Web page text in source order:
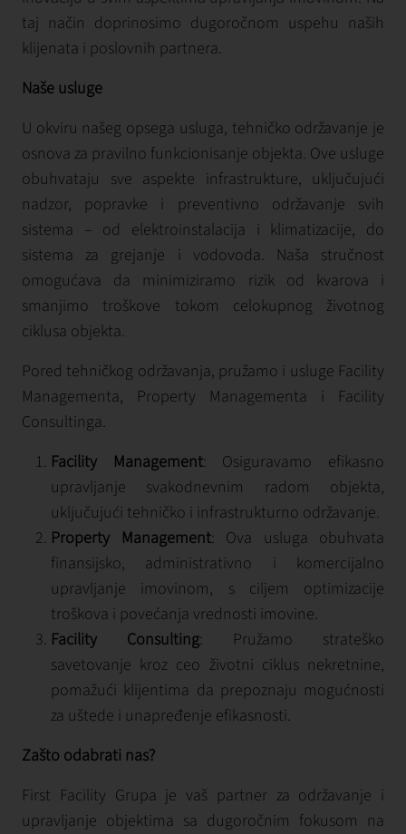
taj način doprinosimo dugoročnom uspehu naših
klijenata i poslovnih partnera.
Naše usluge
U okviru našeg opsega usluga, tehničko održavanje je
osnova za pravilno funkcionisanje objekta. Ove usluge
obuhvataju sve aspekte infrastrukture, uključujući
nadzor, popravke i preventivno održavanje svih
sistema – od elektroinstalacija i klimatizacije, do
sistema za grejanje i vodovoda. Naša stručnost
omogućava da minimiziramo rizik od kvarova i
smanjimo troškove tokom celokupnog životnog
ciklusa objekta.
Pored tehničkog održavanja, pružamo i usluge Facility
Managementa, Property Managementa i Facility
Consultinga.
Facility Management: Osiguravamo efikasno
upravljanje svakodnevnim radom objekta,
uključujući tehničko i infrastrukturno održavanje.
Property Management: Ova usluga obuhvata
finansijsko, administrativno i komercijalno
upravljanje imovinom, s ciljem optimizacije
troškova i povećanja vrednosti imovine.
Facility Consulting: Pružamo strateško
savetovanje kroz ceo životni ciklus nekretnine,
pomažući klijentima da prepoznaju mogućnosti
za uštede i unapređenje efikasnosti.
Zašto odabrati nas?
First Facility Grupa je vaš partner za održavanje i
upravljanje objektima sa dugoročnim fokusom na